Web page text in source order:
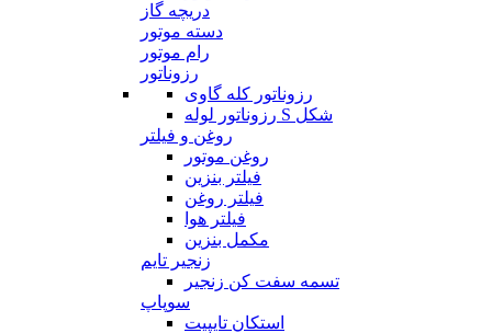
دریچه گاز
دسته موتور
رام موتور
رزوناتور
رزوناتور کله گاوی
رزوناتور لوله S شکل
روغن و فیلتر
روغن موتور
فیلتر بنزین
فیلتر روغن
فیلتر هوا
مکمل بنزین
زنجیر تایم
تسمه سفت کن زنجیر
سوپاپ
استکان تایپیت